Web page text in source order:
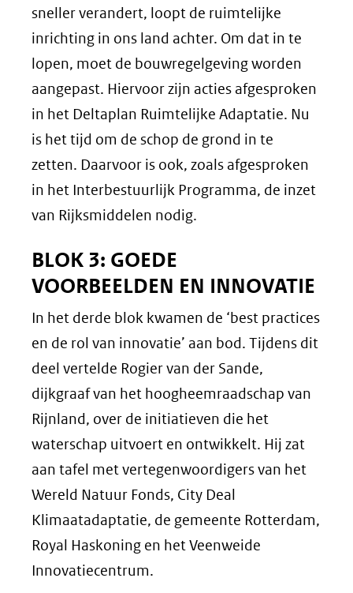
sneller verandert, loopt de ruimtelijke
inrichting in ons land achter. Om dat in te
lopen, moet de bouwregelgeving worden
aangepast. Hiervoor zijn acties afgesproken
in het Deltaplan Ruimtelijke Adaptatie. Nu
is het tijd om de schop de grond in te
zetten. Daarvoor is ook, zoals afgesproken
in het Interbestuurlijk Programma, de inzet
van Rijksmiddelen nodig.
BLOK 3: GOEDE
VOORBEELDEN EN INNOVATIE
In het derde blok kwamen de ‘best practices
en de rol van innovatie’ aan bod. Tijdens dit
deel vertelde Rogier van der Sande,
dijkgraaf van het hoogheemraadschap van
Rijnland, over de initiatieven die het
waterschap uitvoert en ontwikkelt. Hij zat
aan tafel met vertegenwoordigers van het
Wereld Natuur Fonds, City Deal
Klimaatadaptatie, de gemeente Rotterdam,
Royal Haskoning en het Veenweide
Innovatiecentrum.